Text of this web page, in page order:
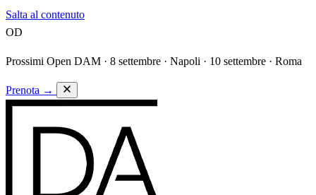
Salta al contenuto
OD
Prossimi Open DAM · 8 settembre · Napoli · 10 settembre · Roma
Prenota →